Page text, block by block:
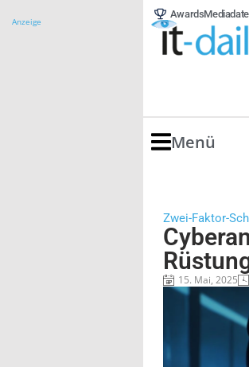
Anzeige
Awards
Menü
Zwei-Faktor-
15. Mai, 2025